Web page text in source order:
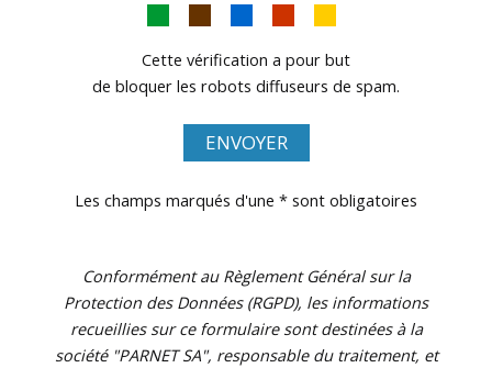
Cette vérification a pour but
de bloquer les robots diffuseurs de spam.
ENVOYER
Les champs marqués d'une * sont obligatoires
Conformément au Règlement Général sur la
Protection des Données (RGPD), les informations
recueillies sur ce formulaire sont destinées à la
société "PARNET SA", responsable du traitement, et